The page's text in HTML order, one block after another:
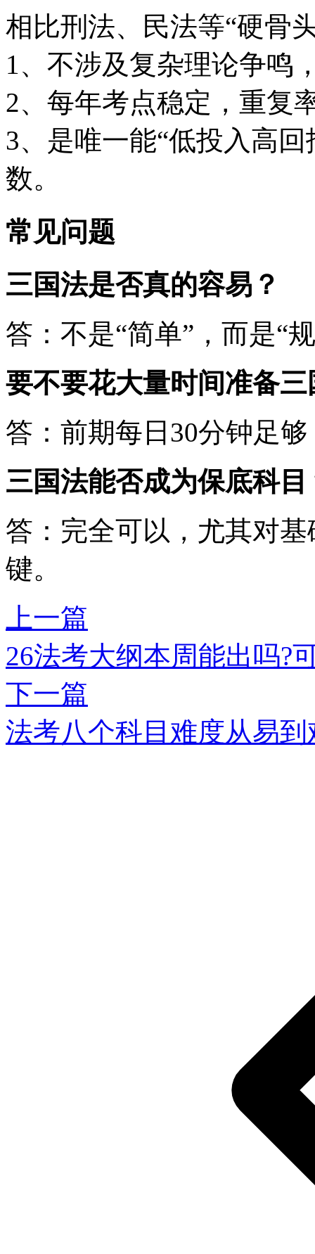
相比刑法、民法等“硬骨
1、不涉及复杂理论争鸣
2、每年考点稳定，重复
3、是唯一能“低投入高
数。
常见问题
三国法是否真的容易？
答：不是“简单”，而是“
要不要花大量时间准备三
答：前期每日30分钟足
三国法能否成为保底科目
答：完全可以，尤其对
键。
上一篇
26法考大纲本周能出吗?
下一篇
法考八个科目难度从易到